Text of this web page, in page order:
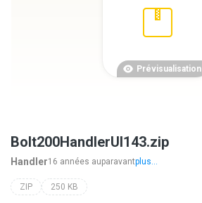
Prévisualisation
Bolt200HandlerUI143.zip
Handler16 années auparavantplus...
ZIP 250 KB